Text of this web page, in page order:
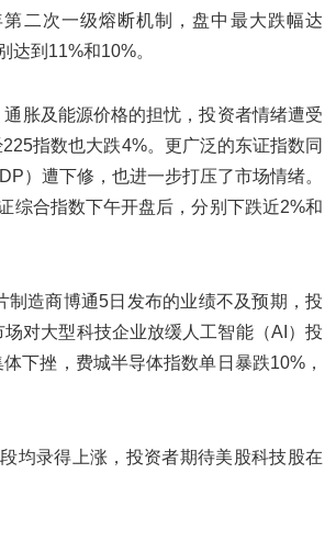
二次一级熔断机制，盘中最大跌幅达
到11%和10%。
胀及能源价格的担忧，投资者情绪遭受
指数也大跌4%。更广泛的东证指数同
）遭下修，也进一步打压了市场情绪。
综合指数下午开盘后，分别下跌近2%和
造商博通5日发布的业绩不及预期，投
对大型科技企业放缓人工智能（AI）投
下挫，费城半导体指数单日暴跌10%，
均录得上涨，投资者期待美股科技股在